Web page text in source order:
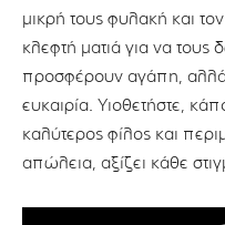
μικρή τους φυλακή και
κλεφτή ματιά για να
προσφέρουν αγάπη, αλλά
ευκαιρία. Υιοθετήστε,
καλύτερος φίλος και
απώλεια, αξίζει κάθε